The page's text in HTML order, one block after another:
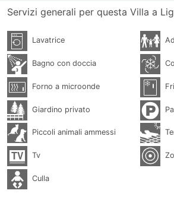
Servizi generali per questa Villa a
Lavatrice
Bagno con doccia
Forno a microonde
Giardino privato
Piccoli animali ammessi
Tv
Culla